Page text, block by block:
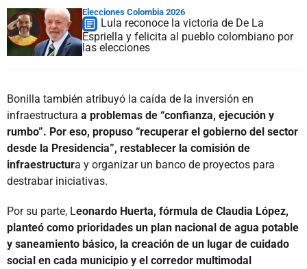
Elecciones Colombia 2026
Lula reconoce la victoria de De La
Espriella y felicita al pueblo colombiano por
las elecciones
Bonilla también atribuyó la caída de la inversión en
infraestructura a problemas de “confianza, ejecución y
rumbo”. Por eso, propuso “recuperar el gobierno del sector
desde la Presidencia”, restablecer la comisión de
infraestructura y organizar un banco de proyectos para
destrabar iniciativas.
Por su parte, Leonardo Huerta, fórmula de Claudia López,
planteó como prioridades un plan nacional de agua potable
y saneamiento básico, la creación de un lugar de cuidado
social en cada municipio y el corredor multimodal